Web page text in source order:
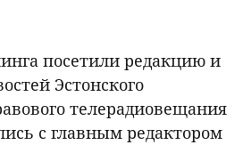
посетили редакцию и
Эстонского
телерадиовещания
с главным редактором